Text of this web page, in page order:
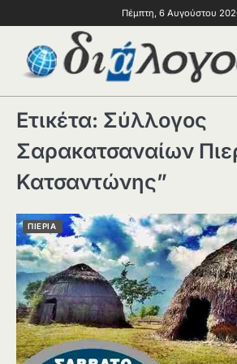
Πέμπτη, 6 Αυγούστου
Ετικέτα: Σύλλογος
Σαρακατσαναίων
Κατσαντώνης”
ΠΙΕΡΙΑ